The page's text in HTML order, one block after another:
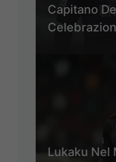
Capitano
Lukaku Nel